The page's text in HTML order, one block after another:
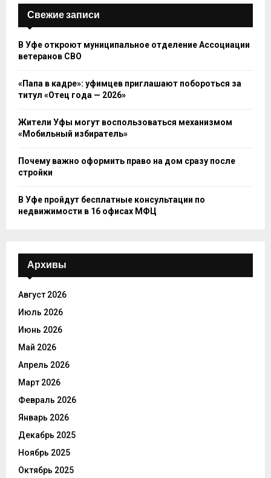
Свежие записи
В Уфе откроют муниципальное отделение Ассоциации
ветеранов СВО
«Папа в кадре»: уфимцев приглашают побороться за
титул «Отец года — 2026»
Жители Уфы могут воспользоваться механизмом
«Мобильный избиратель»
Почему важно оформить право на дом сразу после
стройки
В Уфе пройдут бесплатные консультации по
недвижимости в 16 офисах МФЦ
Архивы
Август 2026
Июль 2026
Июнь 2026
Май 2026
Апрель 2026
Март 2026
Февраль 2026
Январь 2026
Декабрь 2025
Ноябрь 2025
Октябрь 2025